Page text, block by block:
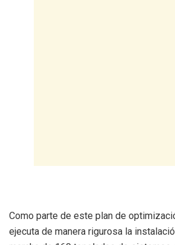
Como parte de este plan de
ejecuta de manera rigurosa la